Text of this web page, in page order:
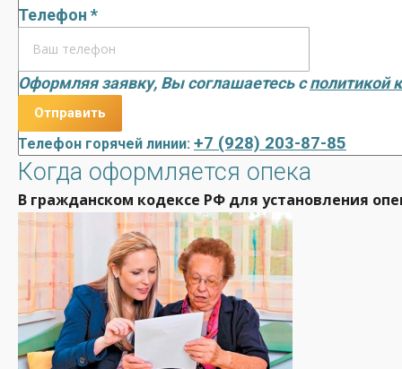
Телефон *
Оформляя заявку, Вы соглашаетесь сполитикой
Телефон горячей линии: +7 (928) 203-87-85
Когда оформляется опека
В гражданском кодексе РФ для установления